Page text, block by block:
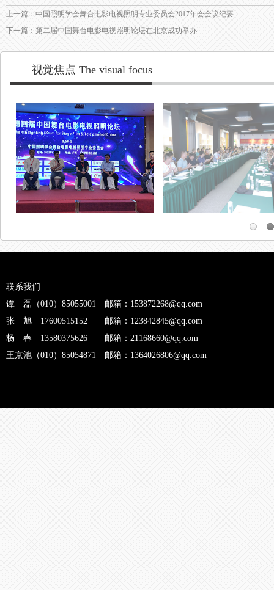
上一篇：中国照明学会舞台电影电视照明专业委员会2017年会会议纪要
下一篇：第二届中国舞台电影电视照明论坛在北京成功举办
联系我们
谭 磊（010）85055001 邮箱：153872268@qq.com
张 旭 17600515152 邮箱：123842845@qq.com
杨 春 13580375626 邮箱：21168660@qq.com
王京池（010）85054871 邮箱：1364026806@qq.com